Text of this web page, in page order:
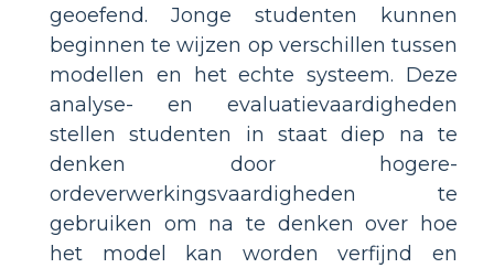
geoefend. Jonge studenten kunnen
beginnen te wijzen op verschillen tussen
modellen en het echte systeem. Deze
analyse- en evaluatievaardigheden
stellen studenten in staat diep na te
denken door hogere-
ordeverwerkingsvaardigheden te
gebruiken om na te denken over hoe
het model kan worden verfijnd en